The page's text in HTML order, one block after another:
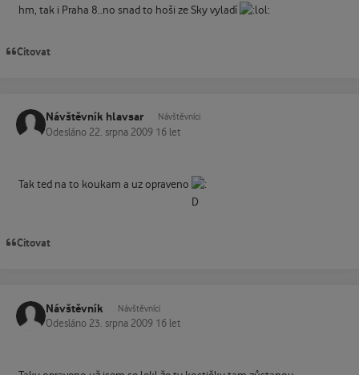
hm, tak i Praha 8..no snad to hoši ze Sky vyladí
Citovat
Návštěvník hlavsar Návštěvníci
Odesláno 22. srpna 2009 16 let
Tak ted na to koukam a uz opraveno
Citovat
Návštěvník Návštěvníci
Odesláno 23. srpna 2009 16 let